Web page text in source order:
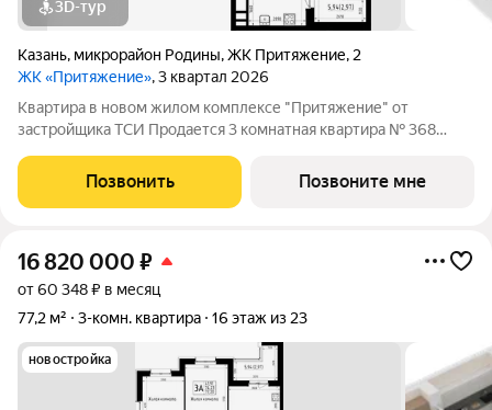
3D-тур
Казань, микрорайон Родины,ЖК Притяжение, 2
ЖК «Притяжение», 3 квартал 2026
Квартира в новом жилом комплексе "Притяжение" от
застройщика ТСИ Продается 3 комнатная квартира № 368
этажного дома. О КОМПЛЕКСЕ ЖК «Притяжение» это комфорт
и эстетика в каждом метре. Четыре дома
Позвонить Позвоните мне
16 820 000 ₽
от 60 348 ₽ в месяц
77,2 м²
3-комн. квартира 16 этаж из 23
новостройка